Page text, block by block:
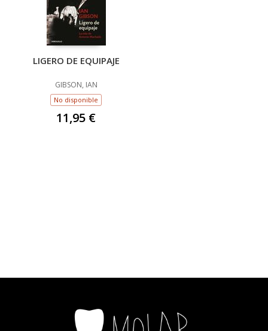
LIGERO DE EQUIPAJE
GIBSON, IAN
No disponible
11,95 €